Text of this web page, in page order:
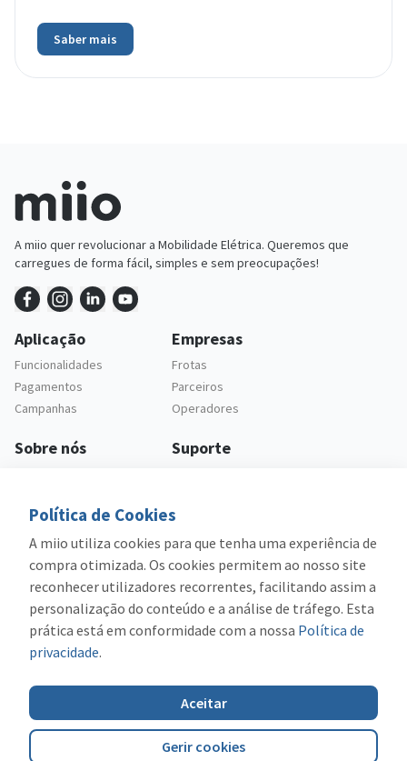
Saber mais
A miio quer revolucionar a Mobilidade Elétrica. Queremos que
carregues de forma fácil, simples e sem preocupações!
Aplicação
Funcionalidades
Pagamentos
Campanhas
Empresas
Frotas
Parceiros
Operadores
Sobre nós Suporte
Legal
Política de privacidade
Termos e condições
Todos os direitos reservados
Política de Cookies
A miio utiliza cookies para que tenha uma experiência de
compra otimizada. Os cookies permitem ao nosso site
reconhecer utilizadores recorrentes, facilitando assim a
personalização do conteúdo e a análise de tráfego. Esta
prática está em conformidade com a nossa Política de
privacidade.
Aceitar
Gerir cookies